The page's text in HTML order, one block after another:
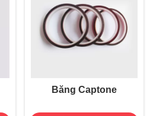
Băng Captone